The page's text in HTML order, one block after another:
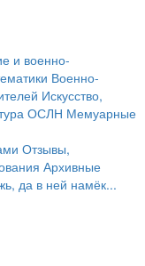
и военно-
Военно-
Искусство,
ОСЛН Мемуарные
Отзывы,
Архивные
да в ней намёк...